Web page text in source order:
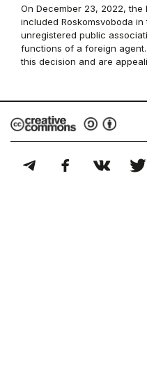
On December 23, 2022, the
included Roskomsvoboda
unregistered public
functions of a foreign
this decision and are